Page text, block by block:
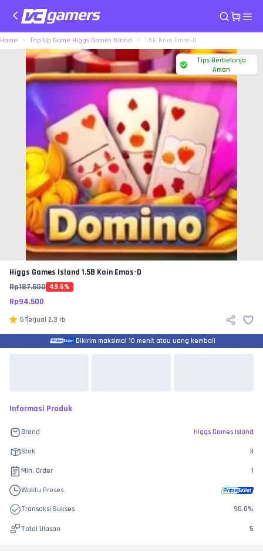
Home Top Up Game Higgs Games Island 1.5B Koin Emas-D
Tips Berbelanja
Aman
Higgs Games Island 1.5B Koin Emas-D
Rp187.500 49.6%
Rp94.500
5Terjual 2.3 rb
Dikirim maksimal 10 menit atau uang kembali
Informasi Produk
Brand Higgs Games Island
Stok 3
Min. Order 1
Waktu Proses
Transaksi Sukses 98.8%
Total Ulasan 5